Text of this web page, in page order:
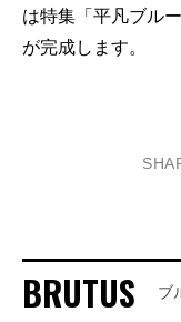
は特集「平凡ブル
が完成します。
BRUTUS ブ